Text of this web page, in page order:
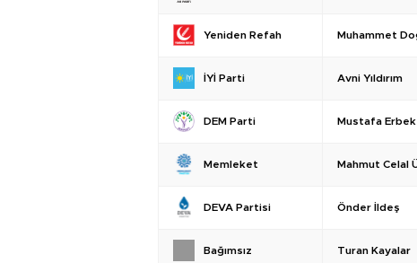
Yeniden Refah Muhammet
İYİ Parti Avni Yıldırım
DEM Parti Mustafa Erbek
Memleket Mahmut Celal
DEVA Partisi Önder İldeş
Bağımsız Turan Kayalar